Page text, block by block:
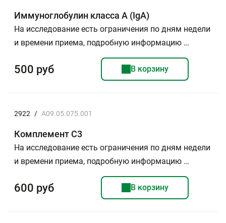
Иммуноглобулин класса А (IgА)
На исследование есть ограничения по дням недели
и времени приема, подробную информацию …
500 руб В корзину
2922 / A09.05.075.001
Комплемент С3
На исследование есть ограничения по дням недели
и времени приема, подробную информацию …
600 руб В корзину